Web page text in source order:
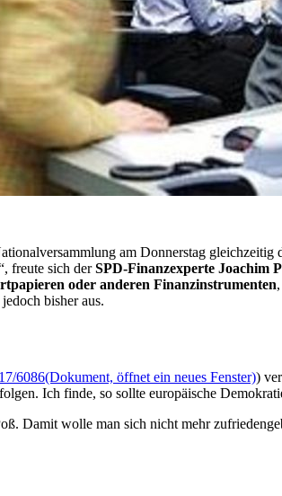
am Donnerstag gleichzeitig
freute sich derSPD-Finanzexperte Joachim
oder anderen Finanzinstrumenten
bisher aus.
17/6086(Dokument, öffnet ein neues Fenster))
Ich finde, so sollte europäische
Damit wolle man sich nicht mehr